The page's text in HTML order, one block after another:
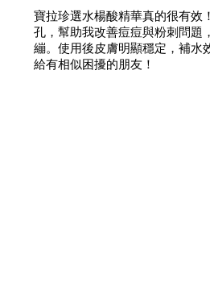
寶拉珍選水楊酸精華真的很有效
孔，幫助我改善痘痘與粉刺問題
繃。使用後皮膚明顯穩定，補水
給有相似困擾的朋友！